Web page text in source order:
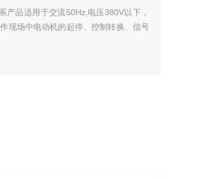
产品适用于交流50Hz,电压380V以下，
现场中电动机的起停、控制转换、信号